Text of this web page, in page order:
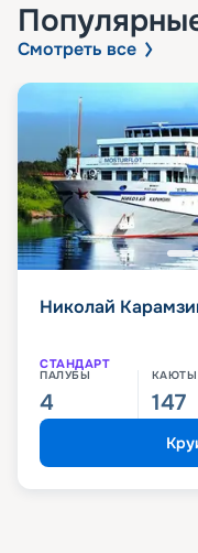
Смотреть все
Николай
СТАНДАРТ
ПАЛУБЫ
4
КАЮТЫ
147